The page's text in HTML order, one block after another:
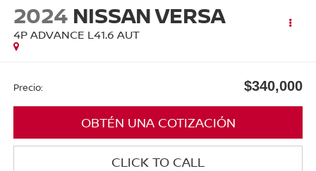
2024 NISSAN VERSA
4P ADVANCE L41.6 AUT
Precio: $340,000
OBTÉN UNA COTIZACIÓN
CLICK TO CALL